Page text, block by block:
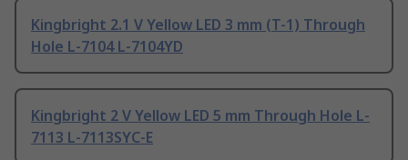
Kingbright 2.1 V Yellow LED 3 mm (T-1) Through
Hole L-7104 L-7104YD
Kingbright 2 V Yellow LED 5 mm Through Hole L-
7113 L-7113SYC-E